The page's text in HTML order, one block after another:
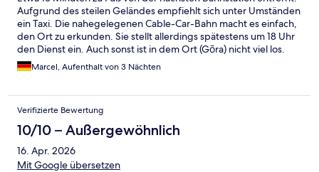
Aufgrund des steilen Geländes empfiehlt sich unter Umständen
ein Taxi. Die nahegelegenen Cable-Car-Bahn macht es einfach,
den Ort zu erkunden. Sie stellt allerdings spätestens um 18 Uhr
den Dienst ein. Auch sonst ist in dem Ort (Gōra) nicht viel los.
Der nächste Konbini liegt im Nachbarort. Es gibt nur etwa 5
Gästezimmer wodurch man viel Ruhe hat und gut entspannen
Nachbar. Die Zimmer sind sehr geräumig, bieten aber kaum
Möglichkeiten Kleidungsstücke oder nasse Handtücher
aufzuhängen. Man kann morgens und abends jeweils 50
Minuten lang eines von drei Onsen nutzen. Terminabsprache
erfolgt an der Rezeption. Das Personal ist sehr freundlich und
hilfsbereit und kann gut englisch sprechen.
Marcel, Aufenthalt von 3 Nächten
Verifizierte Bewertung
10/10 – Außergewöhnlich
16. Apr. 2026
Mit Google übersetzen